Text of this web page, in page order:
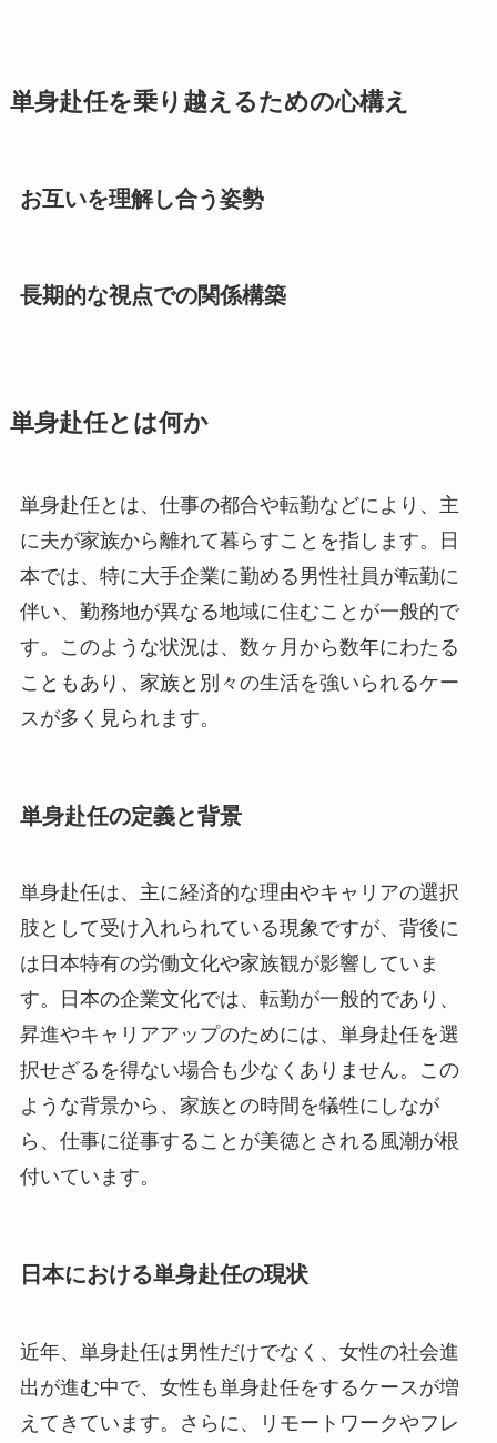
単身赴任を乗り越えるための心構え
お互いを理解し合う姿勢
長期的な視点での関係構築
単身赴任とは何か
単身赴任とは、仕事の都合や転勤などにより、主
に夫が家族から離れて暮らすことを指します。日
本では、特に大手企業に勤める男性社員が転勤に
伴い、勤務地が異なる地域に住むことが一般的で
す。このような状況は、数ヶ月から数年にわたる
こともあり、家族と別々の生活を強いられるケー
スが多く見られます。
単身赴任の定義と背景
単身赴任は、主に経済的な理由やキャリアの選択
肢として受け入れられている現象ですが、背後に
は日本特有の労働文化や家族観が影響していま
す。日本の企業文化では、転勤が一般的であり、
昇進やキャリアアップのためには、単身赴任を選
択せざるを得ない場合も少なくありません。この
ような背景から、家族との時間を犠牲にしなが
ら、仕事に従事することが美徳とされる風潮が根
付いています。
日本における単身赴任の現状
近年、単身赴任は男性だけでなく、女性の社会進
出が進む中で、女性も単身赴任をするケースが増
えてきています。さらに、リモートワークやフレ